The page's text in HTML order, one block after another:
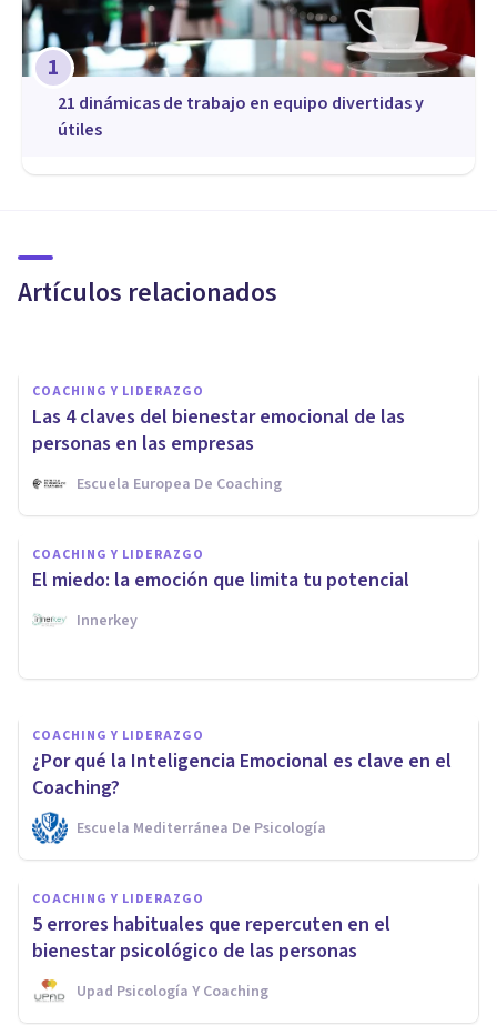
1
21 dinámicas de trabajo en equipo divertidas y
útiles
Artículos relacionados
7 razones de peso
COACHING Y LIDERAZGO
Las 4 claves del bienestar emocional de las
personas en las empresas
Escuela Europea De Coaching
COACHING Y LIDERAZGO
El miedo: la emoción que limita tu potencial
Innerkey
COACHING Y LIDERAZGO
La importancia de la
Inteligencia Emocional en el
Coaching
COACHING Y LIDERAZGO
¿Por qué la Inteligencia Emocional es clave en el
Coaching?
Escuela Mediterránea De Psicología
COACHING Y LIDERAZGO
5 errores habituales que repercuten en el
bienestar psicológico de las personas
Upad Psicología Y Coaching